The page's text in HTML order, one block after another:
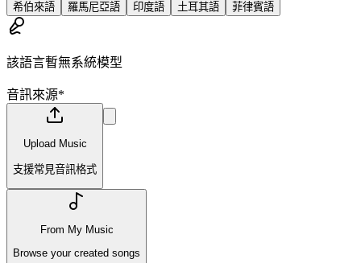
希伯來語
羅馬尼亞語 印度語 土耳其語 菲律賓語
該語言暫無系統模型
音訊來源*
Upload Music
支援常見音訊格式
From My Music
Browse your created songs